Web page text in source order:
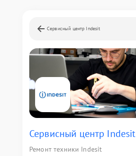
Сервисный центр Indesit
Сервисный центр Indesit
Ремонт техники Indesit